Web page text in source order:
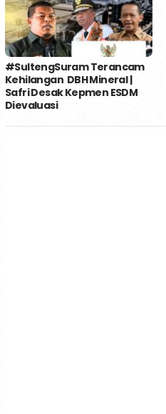
#SultengSuram Terancam
Kehilangan DBH Mineral |
Safri Desak Kepmen ESDM
Dievaluasi